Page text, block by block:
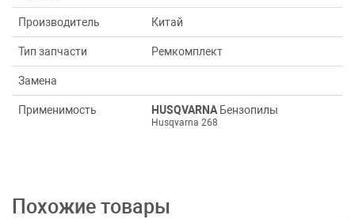
Производитель Китай
Тип запчасти Ремкомплект
Замена
Применимость HUSQVARNA Бензопилы
Husqvarna 268
Похожие товары